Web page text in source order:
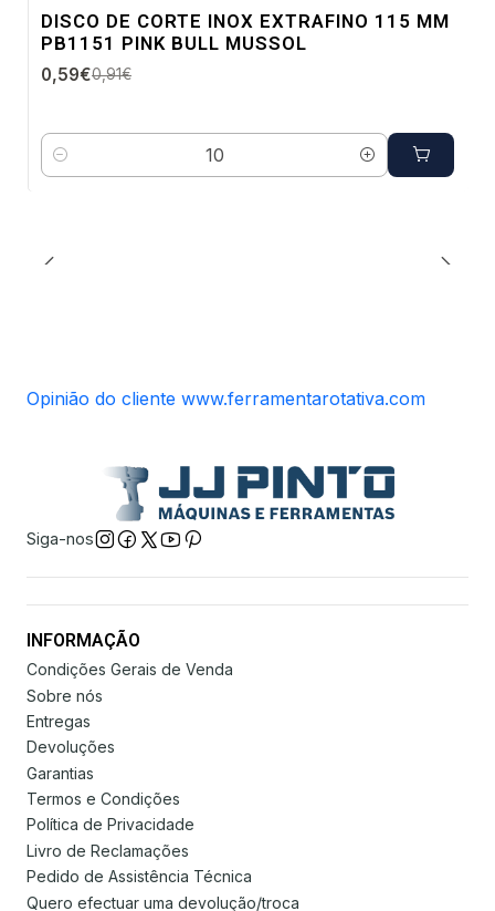
-35%
DESC.
Envio imediato
DISCO DE CORTE INOX EXTRAFINO 115 MM
PB1151 PINK BULL MUSSOL
0,59€0,91€
Quantidade
Opinião do cliente www.ferramentarotativa.com
Siga-nos
INFORMAÇÃO
Condições Gerais de Venda
Sobre nós
Entregas
Devoluções
Garantias
Termos e Condições
Política de Privacidade
Livro de Reclamações
Pedido de Assistência Técnica
Quero efectuar uma devolução/troca